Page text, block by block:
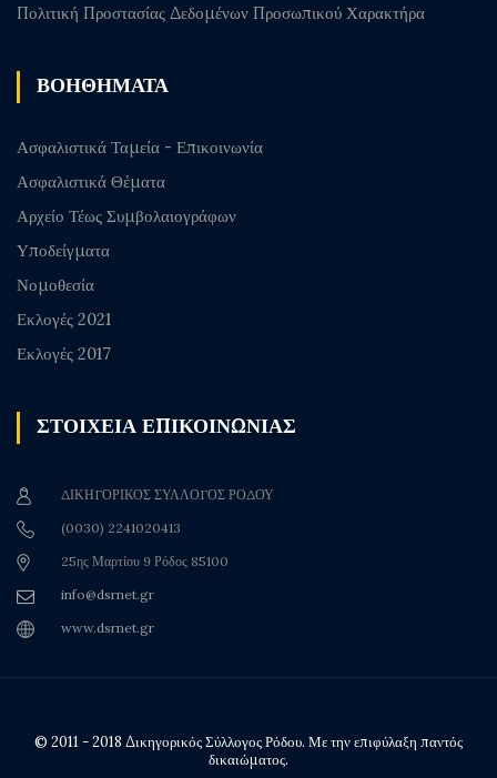
Πολιτική Προστασίας Δεδομένων Προσωπικού Χαρακτήρα
ΒΟΗΘΗΜΑΤΑ
Ασφαλιστικά Ταμεία - Επικοινωνία
Ασφαλιστικά Θέματα
Αρχείο Τέως Συμβολαιογράφων
Υποδείγματα
Νομοθεσία
Εκλογές 2021
Εκλογές 2017
ΣΤΟΙΧΕΙΑ ΕΠΙΚΟΙΝΩΝΙΑΣ
ΔΙΚΗΓΟΡΙΚΟΣ ΣΥΛΛΟΓΟΣ ΡΟΔΟΥ
(0030) 2241020413
25ης Μαρτίου 9 Ρόδος 85100
info@dsrnet.gr
www.dsrnet.gr
© 2011 - 2018 Δικηγορικός Σύλλογος Ρόδου. Με την επιφύλαξη παντός
δικαιώματος.